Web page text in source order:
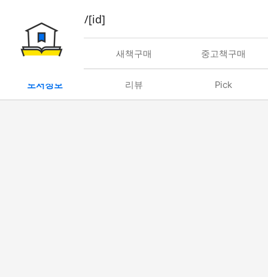
book/rent/[id]
대여 새책구매 중고책구매
도서정보 리뷰 Pick